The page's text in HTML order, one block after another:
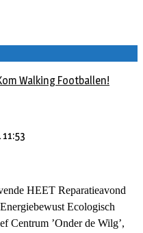
Walking Footballen!
HEET Reparatieavond
Ecologisch
Centrum ’Onder de Wilg’,